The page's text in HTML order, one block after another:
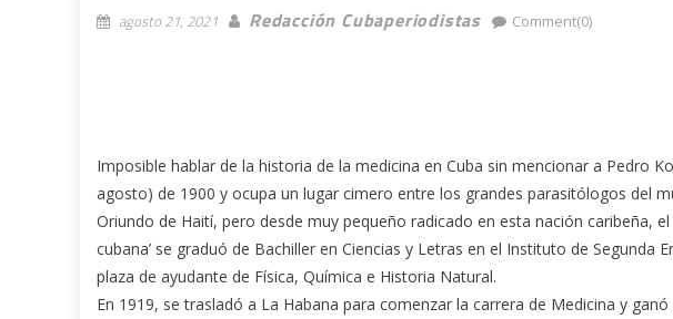
agosto 21, 2021 Redacción Cubaperiodistas Comment(0)
Imposible hablar de la historia de la medicina en Cuba sin mencionar a Pedro
agosto) de 1900 y ocupa un lugar cimero entre los grandes parasitólogos del
Oriundo de Haití, pero desde muy pequeño radicado en esta nación caribeña,
cubana’ se graduó de Bachiller en Ciencias y Letras en el Instituto de Segunda
plaza de ayudante de Física, Química e Historia Natural.
En 1919, se trasladó a La Habana para comenzar la carrera de Medicina y